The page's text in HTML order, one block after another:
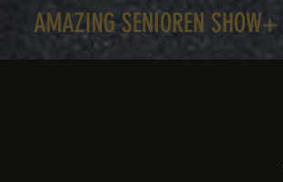
AMAZING SENIOREN SHOW+